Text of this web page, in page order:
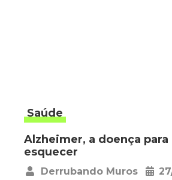
Saúde
Alzheimer, a doença para
esquecer
Derrubando Muros